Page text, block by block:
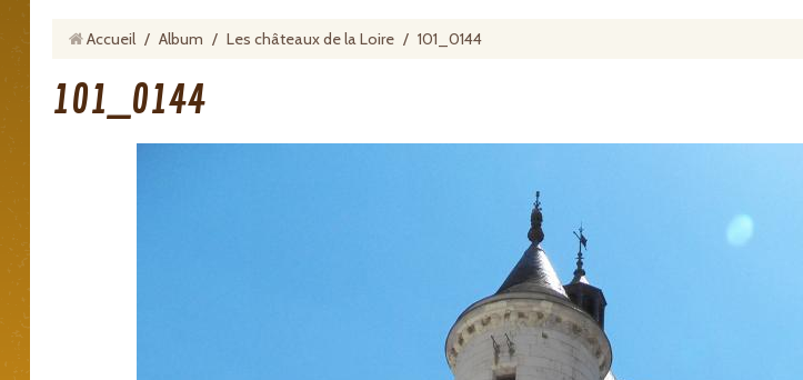
Accueil / Album / Les châteaux de la Loire / 101_0144
101_0144